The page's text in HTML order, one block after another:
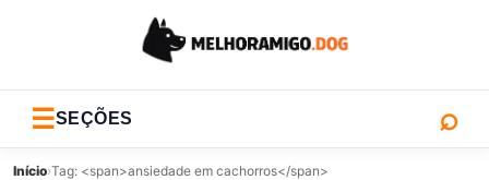
☰SEÇÕES ⌕
Início›Tag: <span>ansiedade em cachorros</span>